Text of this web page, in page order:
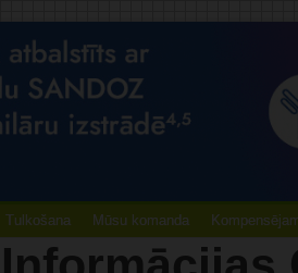
Tulkošana Mūsu komanda